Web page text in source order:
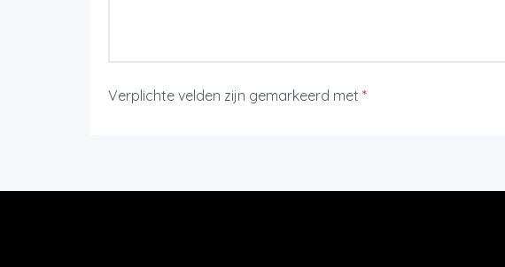
Verplichte velden zijn gemarkeerd met *